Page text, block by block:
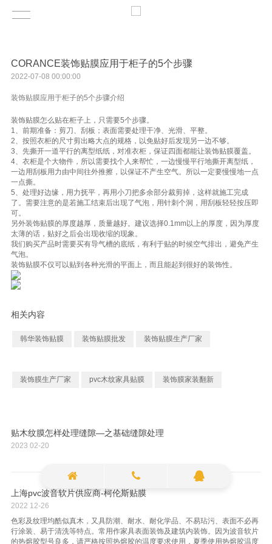
CORANCE装饰贴膜应用于柜子的5个步骤
2022-07-08 00:00:00
装饰贴膜应用于柜子的5个步骤介绍
装饰贴膜怎么贴在柜子上，只需要5个步骤。
1、前期准备：剪刀、刮板；表面需要处理干净、光滑、平整。
2、按照衣柜的尺寸剪出略大点的规格，以免贴好后发现另一边不够。
3、先撕开一道平行的离型纸纸，对准衣柜，保证四面都能让装饰贴膜覆盖。
4、衣柜是个大物件，所以需要找个人来帮忙，一边慢慢平行地撕开离型纸，
一边用刮板用力由中间往外推擦，以保证不产生空气。所以一定要慢慢地一点
一点撕。
5、处理好边缘，用力抚平，再用小刀把多余部分裁剪掉，这样就施工完成
了。需要注意的是若施工结束后出现了气泡，用针刺个洞，用刮板轻轻按压即
可。
另外装饰贴膜的厚度越厚，质量越好。建议选择0.1mm以上的厚度，因为厚度
太薄的话，贴好之后会出现收缩的现象。
我们购买产品时需要买有导气槽的底纸，有利于贴的时候空气排出，避免产生
气泡。
装饰贴膜不仅可以贴到各种光滑的平面上，而且能起到很好的装饰性。
相关内容
韩华装饰贴膜 装饰贴膜批发 装饰贴膜生产厂家
装饰膜生产厂家 pvc木纹家具贴膜 装饰膜家装翻新
贴木纹膜怎样处理缝隙—之基础缝隙处理
2023 02-20
上海pvc波音软片供应商-柯伦斯贴膜
2022 12-26
色彩及纹理均酷似真木，又具防潮、耐水、耐化学品、不易玷污、表面不必再
行涂装、易于清洗等特点。常用作家具表面装饰及建筑内装饰。因为波音软片
的热熔胶型号良多，请严格按照热熔胶的温度要求使用，夏季使用热熔胶温度